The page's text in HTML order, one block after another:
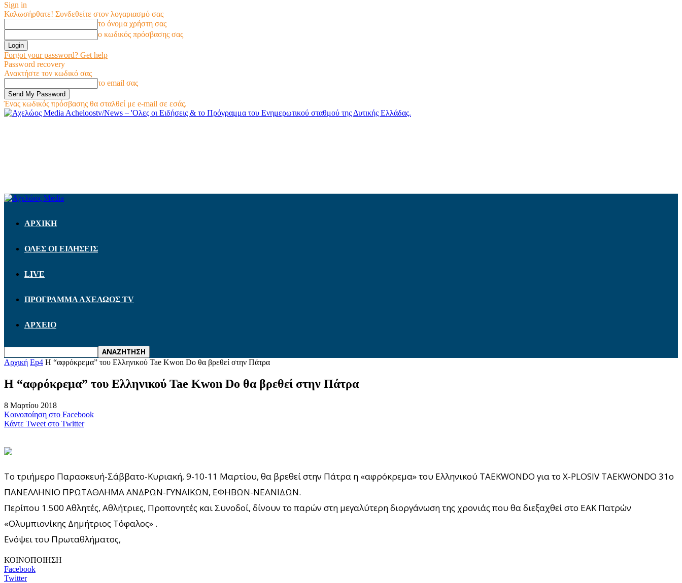
Sign in
Καλωσήρθατε! Συνδεθείτε στον λογαριασμό σας
το όνομα χρήστη σας
ο κωδικός πρόσβασης σας
Forgot your password? Get help
Password recovery
Ανακτήστε τον κωδικό σας
το email σας
Ένας κωδικός πρόσβασης θα σταλθεί με e-mail σε εσάς.
Acheloostv/News – 'Ολες οι Ειδήσεις & το Πρόγραμμα του Ενημερωτικού σταθμού της Δυτικής Ελλάδας.
ΑΡΧΙΚΗ
ΟΛΕΣ ΟΙ ΕΙΔΗΣΕΙΣ
LIVE
ΠΡΟΓΡΑΜΜΑ ΑΧΕΛΩΟΣ TV
ΑΡΧΕΙΟ
Αρχική Ep4 Η “αφρόκρεμα” του Ελληνικού Tae Kwon Do θα βρεθεί στην Πάτρα
Η “αφρόκρεμα” του Ελληνικού Tae Kwon Do θα βρεθεί στην Πάτρα
8 Μαρτίου 2018
Κοινοποίηση στο Facebook
Κάντε Tweet στο Twitter
Το τριήμερο Παρασκευή-Σάββατο-Κυριακή, 9-10-11 Μαρτίου, θα βρεθεί στην Πάτρα η «αφρόκρεμα» του Ελληνικού TAEKWONDO για το X-PLOSIV TAEKWONDO 31ο
ΠΑΝΕΛΛΗΝΙΟ ΠΡΩΤΑΘΛΗΜΑ ΑΝΔΡΩΝ-ΓΥΝΑΙΚΩΝ, ΕΦΗΒΩΝ-ΝΕΑΝΙΔΩΝ.
Περίπου 1.500 Αθλητές, Αθλήτριες, Προπονητές και Συνοδοί, δίνουν το παρών στη μεγαλύτερη διοργάνωση της χρονιάς που θα διεξαχθεί στο ΕΑΚ Πατρών
«Ολυμπιονίκης Δημήτριος Τόφαλος» .
Ενόψει του Πρωταθλήματος,
ΚΟΙΝΟΠΟΙΗΣΗ
Facebook
Twitter